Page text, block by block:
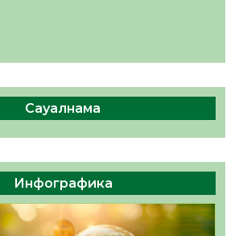
Сауалнама
Инфографика